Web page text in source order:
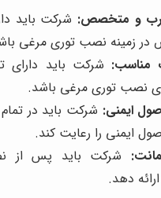
و متخصص: شرکت باید
زمینه نصب توری مرغی
مناسب: شرکت باید دارای
نصب توری مرغی باشد.
ایمنی: شرکت باید در
ایمنی را رعایت کند.
شرکت باید پس از
دهد.